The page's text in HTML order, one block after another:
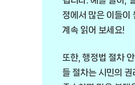
정에서 많은 이들이
계속 읽어 보세요!
또한, 행정법 절차
들 절차는 시민의